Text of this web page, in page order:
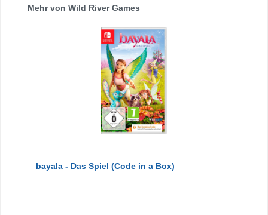
Produktgalerie überspringen
Mehr von Wild River Games
bayala - Das Spiel (Code in a Box)